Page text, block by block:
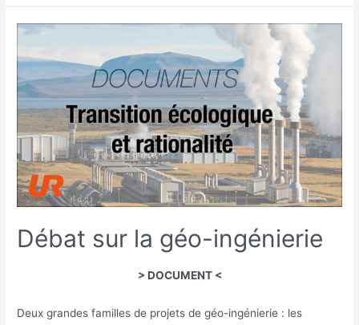
Débat sur la géo-ingénierie
> DOCUMENT <
Deux grandes familles de projets de géo-ingénierie : les